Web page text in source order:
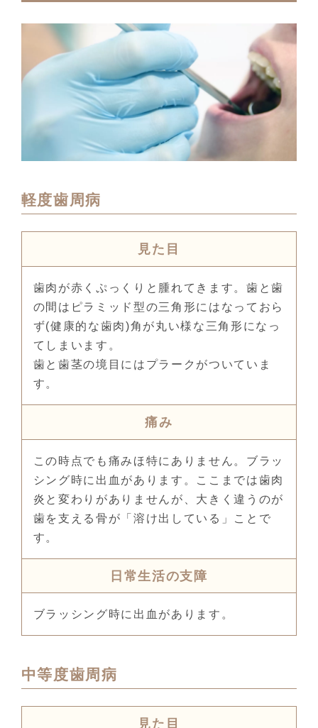
軽度歯周病
見た目
歯肉が赤くぷっくりと腫れてきます。歯と歯
の間はピラミッド型の三角形にはなっておら
ず(健康的な歯肉)角が丸い様な三角形になっ
てしまいます。
歯と歯茎の境目にはプラークがついていま
す。
痛み
この時点でも痛みほ特にありません。ブラッ
シング時に出血があります。ここまでは歯肉
炎と変わりがありませんが、大きく違うのが
歯を支える骨が「溶け出している」ことで
す。
日常生活の支障
ブラッシング時に出血があります。
中等度歯周病
見た目